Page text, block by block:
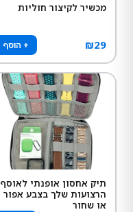
מכשיר לקיצור חוליות
₪29 + הוסף
תיק אחסון אופנתי לאוסף
הרצועות שלך בצבע אפור
או שחור